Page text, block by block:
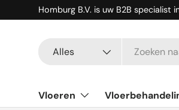
Ga naar inhoud
Homburg B.V. is uw B2B specialist
Alles
Vloeren